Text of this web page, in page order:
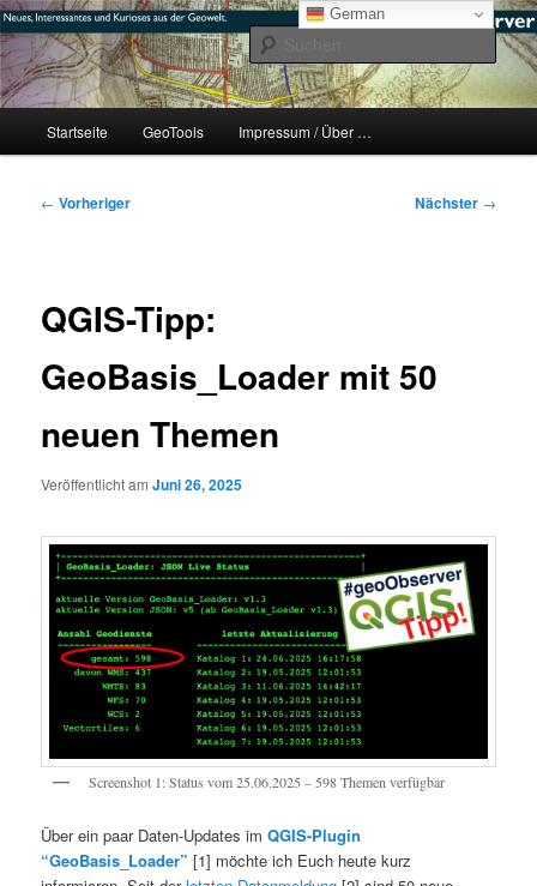
Zum
primären
Inhalt
springen#geoObserver
mikeE's GeoBlog
Startseite GeoTools Impressum / Über …
Beitragsnavigation
← Vorheriger Nächster →
QGIS-Tipp:
GeoBasis_Loader mit 50
neuen Themen
Veröffentlicht amJuni 26, 2025
Screenshot 1: Status vom 25.06.2025 – 598 Themen verfügbar
Über ein paar Daten-Updates imQGIS-Plugin
“GeoBasis_Loader” [1] möchte ich Euch heute kurz
German